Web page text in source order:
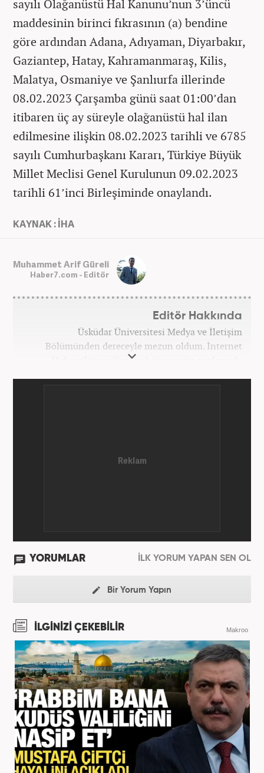
sayılı Olağanüstü Hal Kanunu’nun 3’üncü
maddesinin birinci fıkrasının (a) bendine
göre ardından Adana, Adıyaman, Diyarbakır,
Gaziantep, Hatay, Kahramanmaraş, Kilis,
Malatya, Osmaniye ve Şanlıurfa illerinde
08.02.2023 Çarşamba günü saat 01:00’dan
itibaren üç ay süreyle olağanüstü hal ilan
edilmesine ilişkin 08.02.2023 tarihli ve 6785
sayılı Cumhurbaşkanı Kararı, Türkiye Büyük
Millet Meclisi Genel Kurulunun 09.02.2023
tarihli 61’inci Birleşiminde onaylandı.
KAYNAK : İHA
Muhammet Arif Güreli
Haber7.com - Editör
Editör Hakkında
Üsküdar Üniversitesi Medya ve İletişim
Bölümünden dereceyle mezun oldum. İnternet
Haberciliğine ilk olarak üniversite sıralarında
grafik ve video hazırladım. Kariyerime Haber7'de
YORUMLAR İLK YORUM YAPAN SEN OL
Bir Yorum Yapın
İLGİNİZİ ÇEKEBİLİR Makroo